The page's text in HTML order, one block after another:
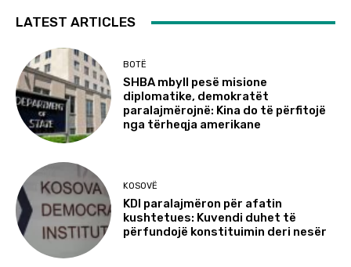
LATEST ARTICLES
BOTË
SHBA mbyll pesë misione
diplomatike, demokratët
paralajmërojnë: Kina do të përfitojë
nga tërheqja amerikane
KOSOVË
KDI paralajmëron për afatin
kushtetues: Kuvendi duhet të
përfundojë konstituimin deri nesër